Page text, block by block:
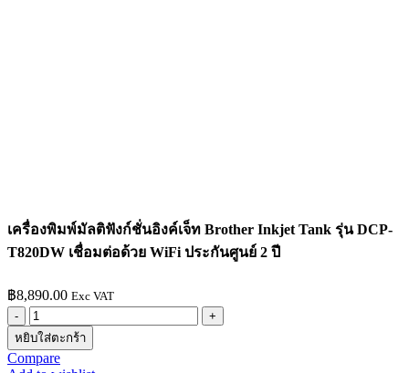
เครื่องพิมพ์มัลติฟังก์ชั่นอิงค์เจ็ท Brother Inkjet Tank รุ่น DCP-
T820DW เชื่อมต่อด้วย WiFi ประกันศูนย์ 2 ปี
฿8,890.00 Exc VAT
จำนวน
เครื่องพิมพ์
มัลติ
หยิบใส่ตะกร้า
Compare